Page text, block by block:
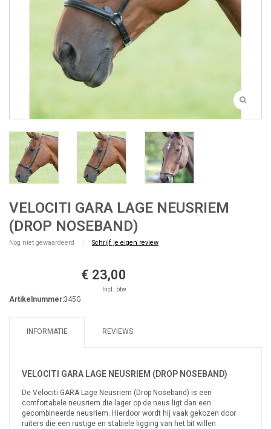
VELOCITI GARA LAGE NEUSRIEM
(DROP NOSEBAND)
Nog niet gewaardeerd Schrijf je eigen review
€ 23,00
Incl. btw
Artikelnummer:345G
INFORMATIE REVIEWS
VELOCITI GARA LAGE NEUSRIEM (DROP NOSEBAND)
De Velociti GARA Lage Neusriem (Drop Noseband) is een
comfortabele neusriem die lager op de neus ligt dan een
gecombineerde neusriem. Hierdoor wordt hij vaak gekozen door
ruiters die een rustige en stabiele ligging van het bit willen